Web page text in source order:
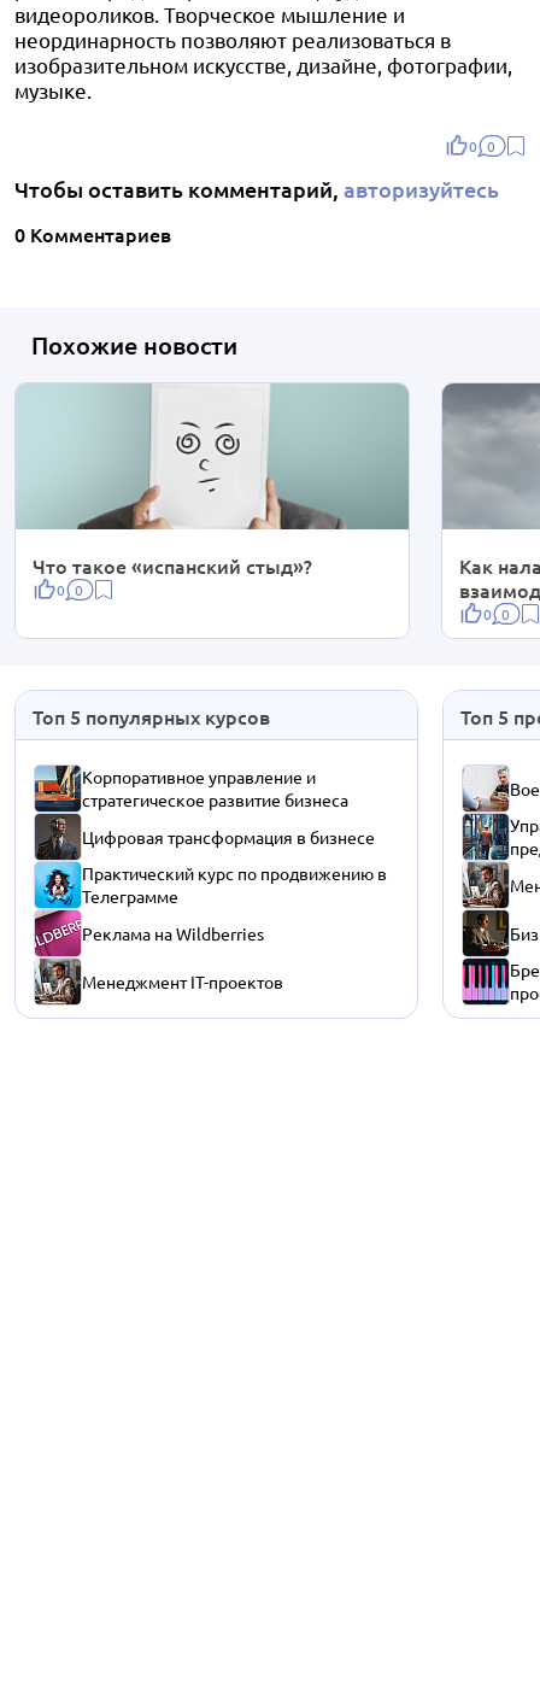
видеороликов. Творческое мышление и
неординарность позволяют реализоваться в
изобразительном искусстве, дизайне, фотографии,
музыке.
0 0
Чтобы оставить комментарий, авторизуйтесь
0 Комментариев
Похожие новости
Что такое «испанский стыд»?
0 0
Как
0 0
Топ 5 популярных курсов
Корпоративное управление и
стратегическое развитие бизнеса
Цифровая трансформация в бизнесе
Практический курс по продвижению в
Телеграмме
Реклама на Wildberries
Менеджмент IT-проектов
Топ 5